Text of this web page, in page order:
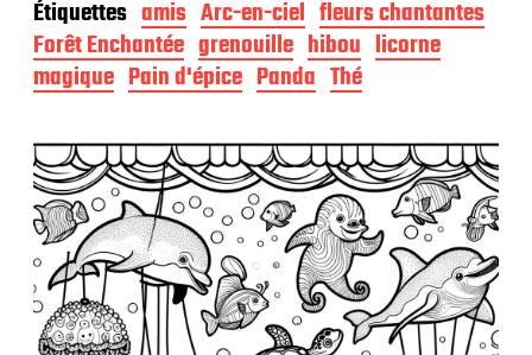
e
d
e
p
b
l
i
c
a
t
i
o
n
Étiquettes amis Arc-en-ciel fleurs chantantes
Forêt Enchantée grenouille hibou licorne
magique Pain d'épice Panda Thé